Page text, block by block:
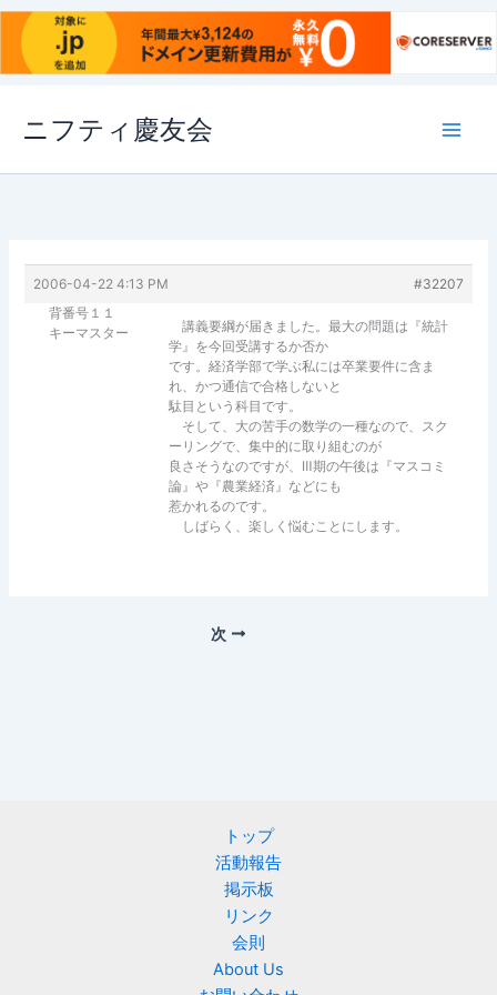
ス
ニフティ慶友会
2006-04-22 4:13 PM
#32207
背番号１１
キーマスター
講義要綱が届きました。最大の問題は『統計
学』を今回受講するか否か
です。経済学部で学ぶ私には卒業要件に含ま
れ、かつ通信で合格しないと
駄目という科目です。
そして、大の苦手の数学の一種なので、スク
ーリングで、集中的に取り組むのが
良さそうなのですが、Ⅲ期の午後は『マスコミ
論』や『農業経済』などにも
惹かれるのです。
しばらく、楽しく悩むことにします。
次
トップ
活動報告
掲示板
リンク
会則
About Us